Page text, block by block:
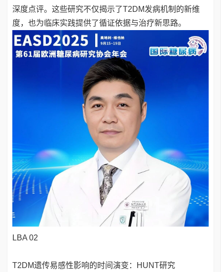
深度点评。这些研究不仅揭示了T2DM发病机制的新维
度，也为临床实践提供了循证依据与治疗新思路。
LBA 02
T2DM遗传易感性影响的时间演变：HUNT研究